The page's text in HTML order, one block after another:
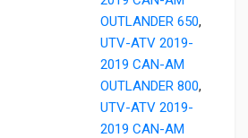
OUTLANDER 650,
UTV-ATV 2019-
2019 CAN-AM
OUTLANDER 800,
UTV-ATV 2019-
2019 CAN-AM